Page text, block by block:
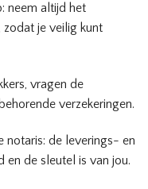
neem altijd het
je veilig kunt
vragen de
verzekeringen.
notaris: de leverings- en
en de sleutel is van jou.